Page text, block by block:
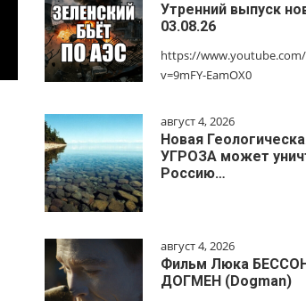
Утренний выпуск
03.08.26
https://
v=9mFY-EamOX0
август 4, 2026
Новая
УГРОЗА может
Россию…
август 4, 2026
Фильм Люка
ДОГМЕН (Dogman)